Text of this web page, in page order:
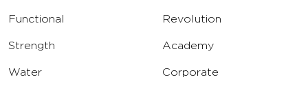
Functional
Strength
Water
Revolution
Academy
Corporate